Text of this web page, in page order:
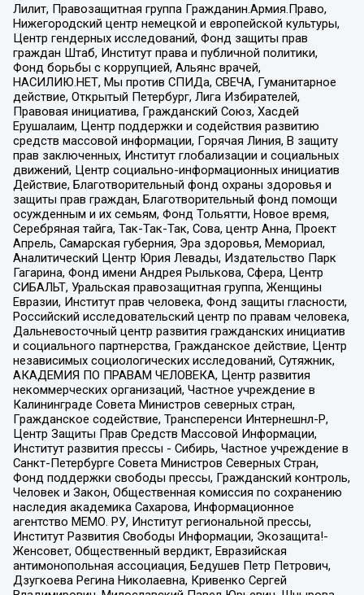
Лилит, Правозащитная группа Гражданин.Армия.Право,
Нижегородский центр немецкой и европейской культуры,
Центр гендерных исследований, Фонд защиты прав
граждан Штаб, Институт права и публичной политики,
Фонд борьбы с коррупцией, Альянс врачей,
НАСИЛИЮ.НЕТ, Мы против СПИДа, СВЕЧА, Гуманитарное
действие, Открытый Петербург, Лига Избирателей,
Правовая инициатива, Гражданский Союз, Хасдей
Ерушалаим, Центр поддержки и содействия развитию
средств массовой информации, Горячая Линия, В защиту
прав заключенных, Институт глобализации и социальных
движений, Центр социально-информационных инициатив
Действие, Благотворительный фонд охраны здоровья и
защиты прав граждан, Благотворительный фонд помощи
осужденным и их семьям, Фонд Тольятти, Новое время,
Серебряная тайга, Так-Так-Так, Сова, центр Анна, Проект
Апрель, Самарская губерния, Эра здоровья, Мемориал,
Аналитический Центр Юрия Левады, Издательство Парк
Гагарина, Фонд имени Андрея Рылькова, Сфера, Центр
СИБАЛЬТ, Уральская правозащитная группа, Женщины
Евразии, Институт прав человека, Фонд защиты гласности,
Российский исследовательский центр по правам человека,
Дальневосточный центр развития гражданских инициатив
и социального партнерства, Гражданское действие, Центр
независимых социологических исследований, Сутяжник,
АКАДЕМИЯ ПО ПРАВАМ ЧЕЛОВЕКА, Центр развития
некоммерческих организаций, Частное учреждение в
Калининграде Совета Министров северных стран,
Гражданское содействие, Трансперенси Интернешнл-Р,
Центр Защиты Прав Средств Массовой Информации,
Институт развития прессы - Сибирь, Частное учреждение в
Санкт-Петербурге Совета Министров Северных Стран,
Фонд поддержки свободы прессы, Гражданский контроль,
Человек и Закон, Общественная комиссия по сохранению
наследия академика Сахарова, Информационное
агентство МЕМО. РУ, Институт региональной прессы,
Институт Развития Свободы Информации, Экозащита!-
Женсовет, Общественный вердикт, Евразийская
антимонопольная ассоциация, Бедушев Петр Петрович,
Дзугкоева Регина Николаевна, Кривенко Сергей